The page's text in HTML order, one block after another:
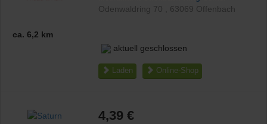
ca. 6,2 km
Odenwaldring 70 63069 Offenbach
aktuell geschlossen
Laden Online-Shop
4,39 €